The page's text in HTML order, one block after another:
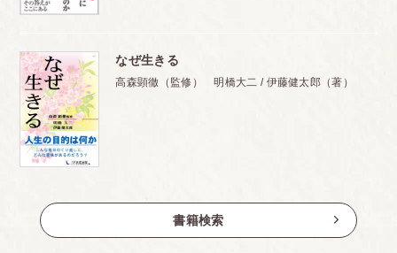
なぜ生きる
高森顕徹（監修） 明橋大二 / 伊藤健太郎（著）
書籍検索